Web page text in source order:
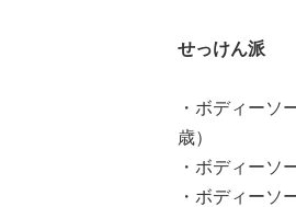
せっけん派
・ボディーソ
歳）
・ボディーソ
・ボディーソ